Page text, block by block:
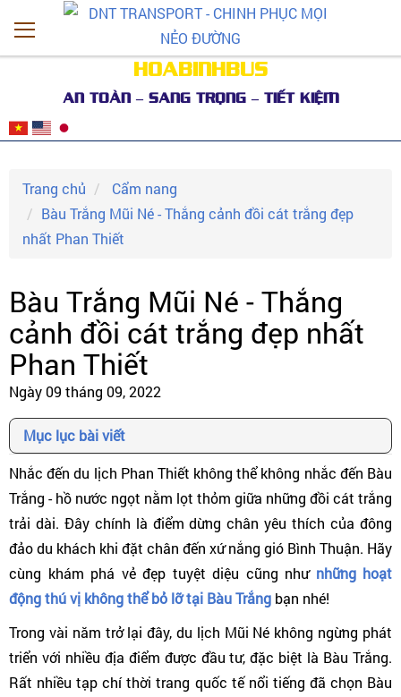
HOABINHBUS
AN TOÀN – SANG TRỌNG – TIẾT KIỆM
Trang chủ
Cẩm nang
Bàu Trắng Mũi Né - Thắng cảnh đồi cát trắng đẹp
nhất Phan Thiết
Bàu Trắng Mũi Né - Thắng
cảnh đồi cát trắng đẹp nhất
Phan Thiết
Ngày 09 tháng 09, 2022
Mục lục bài viết
Nhắc đến du lịch Phan Thiết không thể không nhắc đến Bàu
Trắng - hồ nước ngọt nằm lọt thỏm giữa những đồi cát trắng
trải dài. Đây chính là điểm dừng chân yêu thích của đông
đảo du khách khi đặt chân đến xứ nắng gió Bình Thuận. Hãy
cùng khám phá vẻ đẹp tuyệt diệu cũng như những hoạt
động thú vị không thể bỏ lỡ tại Bàu Trắng bạn nhé!
Trong vài năm trở lại đây, du lịch Mũi Né không ngừng phát
triển với nhiều địa điểm được đầu tư, đặc biệt là Bàu Trắng.
Rất nhiều tạp chí thời trang quốc tế nổi tiếng đã chọn Bàu